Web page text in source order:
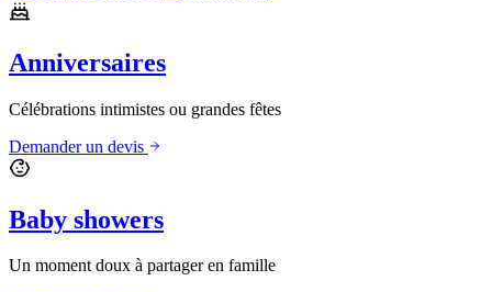
Anniversaires
Célébrations intimistes ou grandes fêtes
Demander un devis
Baby showers
Un moment doux à partager en famille